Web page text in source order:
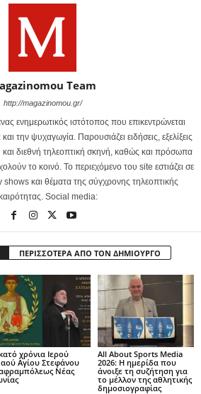
Team
http://magazinomou.gr/
ενημερωτικός ιστότοπος που επικεντρώνεται
την ψυχαγωγία. Παρουσιάζει ειδήσεις, εξελίξεις
και διεθνή τηλεοπτική σκηνή, καθώς και πρόσωπα
το κοινό. Το περιεχόμενο του site εστιάζει σε
shows και θέματα της σύγχρονης τηλεοπτικής
Social media:
ΠΕΡΙΣΣΟΤΕΡΑ ΑΠΟ ΤΟΝ ΔΗΜΙΟΥΡΓΟ
χρόνια Ιερού
Αγίου Στεφάνου
Νέας
All About Sports Media
2026: Η ημερίδα που
άνοιξε τη συζήτηση για
το μέλλον της αθλητικής
δημοσιογραφίας